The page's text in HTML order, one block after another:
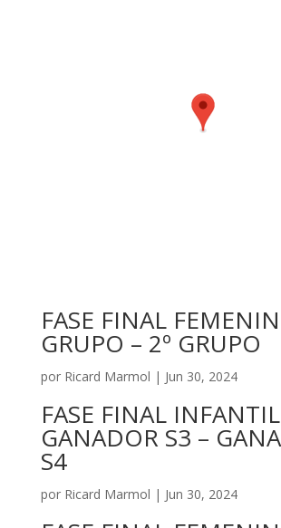
FASE FINAL
GRUPO – 2º GRUPO
por Ricard Marmol | Jun 30, 2024
FASE FINAL
GANADOR S3 –
S4
por Ricard Marmol | Jun 30, 2024